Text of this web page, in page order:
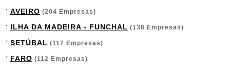
AVEIRO (204 Empresas)
ILHA DA MADEIRA - FUNCHAL (138 Empresas)
SETÚBAL (117 Empresas)
FARO (112 Empresas)